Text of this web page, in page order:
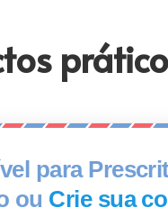
para
ou Crie sua